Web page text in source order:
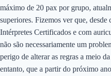
máximo de 20 pax por grupo,
superiores. Fizemos ver que,
Intérpretes Certificados e com
não são necessariamente um
perigo de alterar as regras a meio
entanto, que a partir do próximo